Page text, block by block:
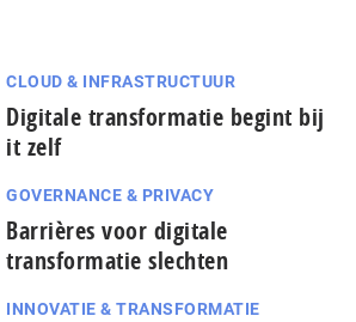
CLOUD & INFRASTRUCTUUR
Digitale transformatie begint bij
it zelf
GOVERNANCE & PRIVACY
Barrières voor digitale
transformatie slechten
INNOVATIE & TRANSFORMATIE